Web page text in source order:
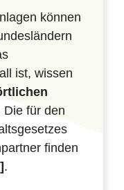
können
ist, wissen
Die für den
finden
.